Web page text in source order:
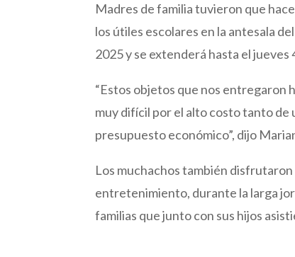
Madres de familia tuvieron que
los útiles escolares en la antesala
2025 y se extenderá hasta el jueves
“Estos objetos que nos entregaron
muy difícil por el alto costo tanto de
presupuesto económico”, dijo
Los muchachos también disfrutaron
entretenimiento, durante la larga
familias que junto con sus hijos